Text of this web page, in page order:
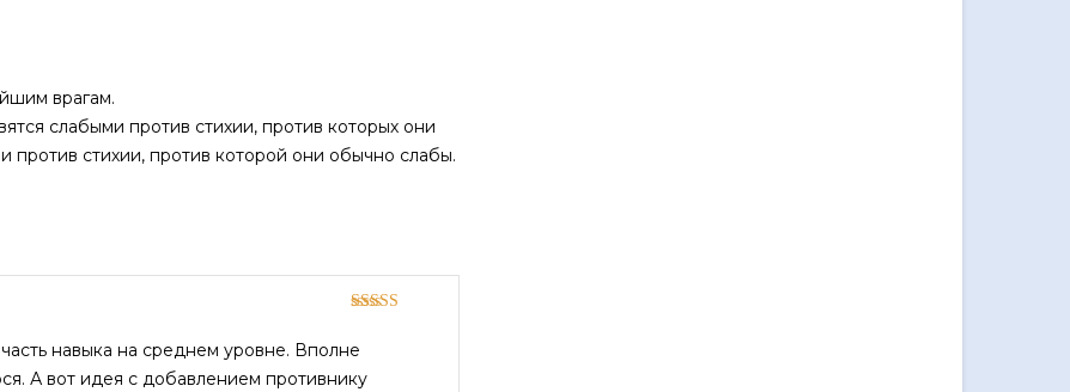
врагам.
слабыми против стихии, против которых они
против стихии, против которой они обычно слабы.
out of 5
навыка на среднем уровне. Вполне
А вот идея с добавлением противнику